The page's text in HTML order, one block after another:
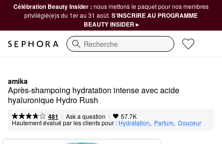
Célébration Beauty Insider : nous mettons le paquet pour nos membres
privilégié(e)s du 1er au 31 août. S’INSCRIRE AU PROGRAMME
BEAUTY INSIDER ▸
Recherche
amika
Après-shampoing hydratation intense avec acide
hyaluronique Hydro Rush
481 | Ask a question | 57.7K
Hautement évalué par les clients pour : Hydratation, Parfum, Douceur